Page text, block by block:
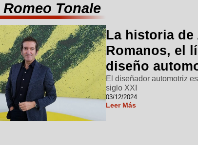
Tonale
La historia de
Romanos, el
diseño
El diseñador automotriz
siglo XXI
03/12/2024
Leer Más